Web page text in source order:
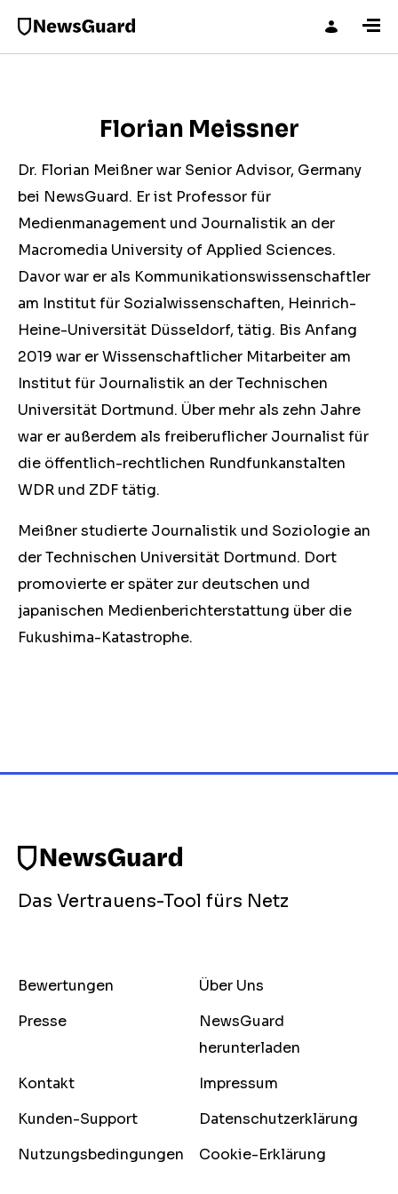
Florian Meissner
Dr. Florian Meißner war Senior Advisor, Germany
bei NewsGuard. Er ist Professor für
Medienmanagement und Journalistik an der
Macromedia University of Applied Sciences.
Davor war er als Kommunikationswissenschaftler
am Institut für Sozialwissenschaften, Heinrich-
Heine-Universität Düsseldorf, tätig. Bis Anfang
2019 war er Wissenschaftlicher Mitarbeiter am
Institut für Journalistik an der Technischen
Universität Dortmund. Über mehr als zehn Jahre
war er außerdem als freiberuflicher Journalist für
die öffentlich-rechtlichen Rundfunkanstalten
WDR und ZDF tätig.
Meißner studierte Journalistik und Soziologie an
der Technischen Universität Dortmund. Dort
promovierte er später zur deutschen und
japanischen Medienberichterstattung über die
Fukushima-Katastrophe.
Das Vertrauens-Tool fürs Netz
Bewertungen
Über Uns
Presse
NewsGuard
herunterladen
Kontakt
Impressum
Kunden-Support
Datenschutzerklärung
Nutzungsbedingungen
Cookie-Erklärung